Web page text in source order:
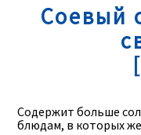
Соевый
Содержит больше
блюдам, в которых